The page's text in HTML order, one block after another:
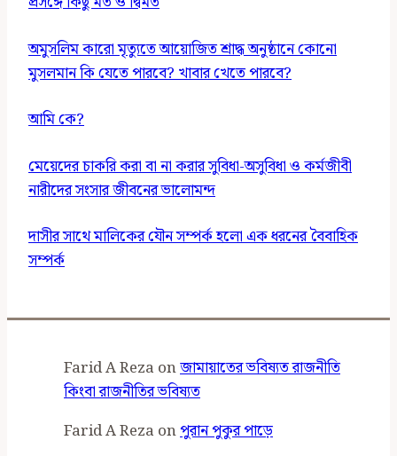
অমুসলিম কারো মৃত্যুতে আয়োজিত শ্রাদ্ধ অনুষ্ঠানে কোনো
মুসলমান কি যেতে পারবে? খাবার খেতে পারবে?
আমি কে?
মেয়েদের চাকরি করা বা না করার সুবিধা-অসুবিধা ও কর্মজীবী
নারীদের সংসার জীবনের ভালোমন্দ
দাসীর সাথে মালিকের যৌন সম্পর্ক হলো এক ধরনের বৈবাহিক
সম্পর্ক
Farid A Reza onজামায়াতের ভবিষ্যত রাজনীতি
কিংবা রাজনীতির ভবিষ্যত
Farid A Reza onপুরান পুকুর পাড়ে